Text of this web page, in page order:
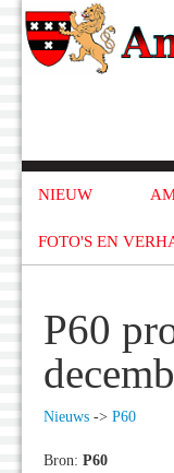
NIEUW
FOTO'S EN
P60
Nieuws -> P60
Bron: P60